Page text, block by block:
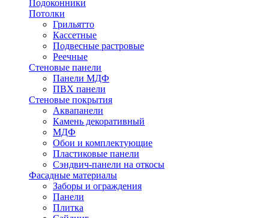
Подоконники
Потолки
Грильятто
Кассетные
Подвесные растровые
Реечные
Стеновые панели
Панели МДФ
ПВХ панели
Стеновые покрытия
Аквапанели
Камень декоративный
МДФ
Обои и комплектующие
Пластиковые панели
Сэндвич-панели на откосы
Фасадные материалы
Заборы и ограждения
Панели
Плитка